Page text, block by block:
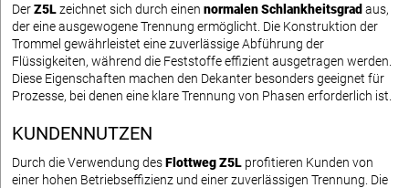
DerZ5Lzeichnet sich durch einen normalen Schlankheitsgrad aus,
der eine ausgewogene Trennung ermöglicht. Die Konstruktion der
Trommel gewährleistet eine zuverlässige Abführung der
Flüssigkeiten, während die Feststoffe effizient ausgetragen werden.
Diese Eigenschaften machen den Dekanter besonders geeignet für
Prozesse, bei denen eine klare Trennung von Phasen erforderlich ist.
KUNDENNUTZEN
Durch die Verwendung desFlottweg Z5L profitieren Kunden von
einer hohen Betriebseffizienz und einer zuverlässigen Trennung. Die